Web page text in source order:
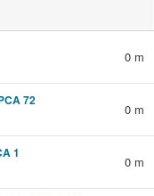
0 m
72
0 m
1
0 m